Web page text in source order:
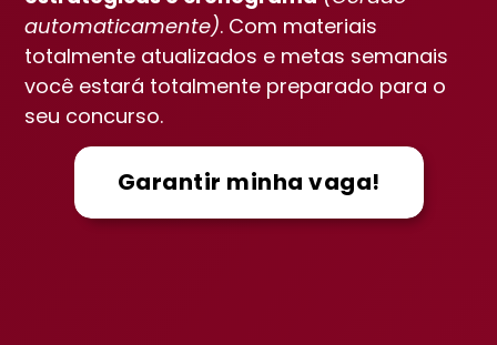
automaticamente). Com materiais
totalmente atualizados e metas semanais
você estará totalmente preparado para o
seu concurso.
Garantir minha vaga!
Vou aprovar!